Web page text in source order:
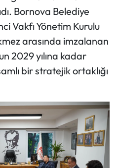
Bornova Belediye
Vakfı Yönetim Kurulu
arasında imzalanan
2029 yılına kadar
bir stratejik ortaklığı